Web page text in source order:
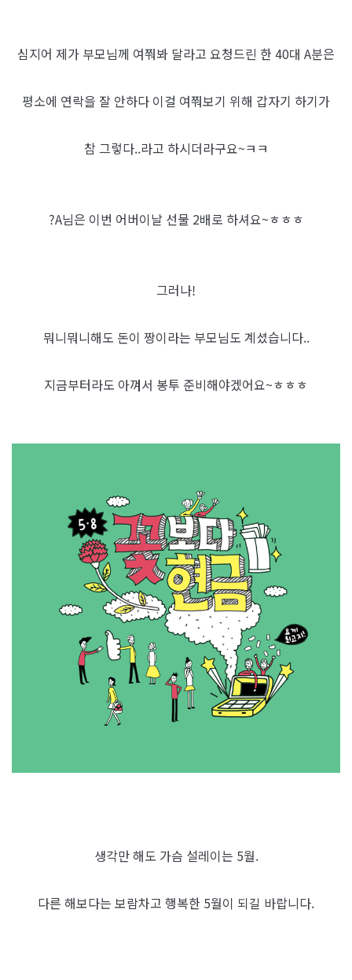
심지어 제가 부모님께 여쭤봐 달라고 요청드린 한 40대 A분은
평소에 연락을 잘 안하다 이걸 여쭤보기 위해 갑자기 하기가
참 그렇다..라고 하시더라구요~ㅋㅋ
?A님은 이번 어버이날 선물 2배로 하셔요~ㅎㅎㅎ
그러나!
뭐니뭐니해도 돈이 짱이라는 부모님도 계셨습니다..
지금부터라도 아껴서 봉투 준비해야겠어요~ㅎㅎㅎ
생각만 해도 가슴 설레이는 5월.
다른 해보다는 보람차고 행복한 5월이 되길 바랍니다.